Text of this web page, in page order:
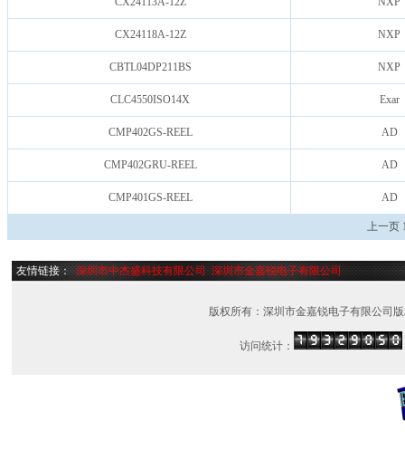
CX24118A-12Z NXP
CBTL04DP211BS NXP
CLC4550ISO14X Exar
CMP402GS-REEL AD
CMP402GRU-REEL AD
CMP401GS-REEL AD
上一页
友情链接： 深圳市中杰盛科技有限公司 深圳市金嘉锐电子有限公司
版权所有：深圳市金嘉锐电子有限公司
访问统计：